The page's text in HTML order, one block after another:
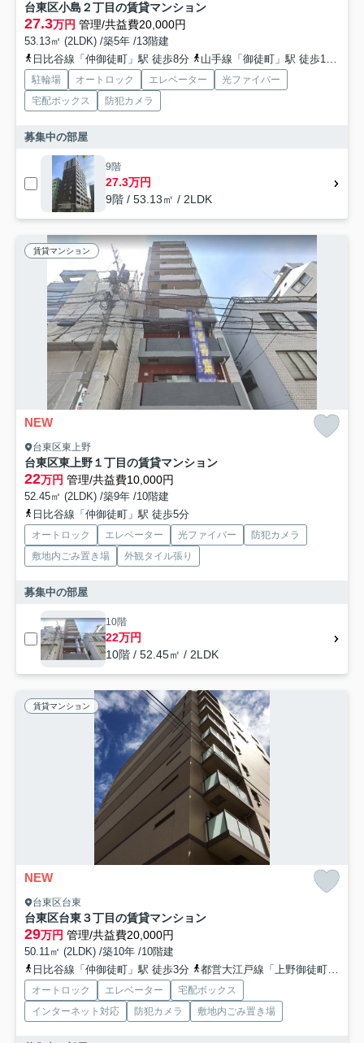
台東区小島２丁目の賃貸マンション
27.3万円 管理/共益費20,000円
53.13㎡ (2LDK) /築5年 /13階建
日比谷線「仲御徒町」駅 徒歩8分
山手線「御徒町」駅 徒歩10分
駐輪場 オートロック エレベーター
光ファイバー
宅配ボックス
防犯カメラ
募集中の部屋
9階
27.3万円
9階 / 53.13㎡ / 2LDK
賃貸マンション
NEW
台東区東上野
台東区東上野１丁目の賃貸マンション
22万円 管理/共益費10,000円
52.45㎡ (2LDK) /築9年 /10階建
日比谷線「仲御徒町」駅 徒歩5分
オートロック エレベーター 光ファイバー
防犯カメラ
敷地内ごみ置き場
外観タイル張り
募集中の部屋
10階
22万円
10階 / 52.45㎡ / 2LDK
賃貸マンション
NEW
台東区台東
台東区台東３丁目の賃貸マンション
29万円 管理/共益費20,000円
50.11㎡ (2LDK) /築10年 /10階建
日比谷線「仲御徒町」駅 徒歩3分
都営大江戸線「上野御徒町」駅 徒歩4分
オートロック エレベーター
宅配ボックス
インターネット対応
防犯カメラ 敷地内ごみ置き場